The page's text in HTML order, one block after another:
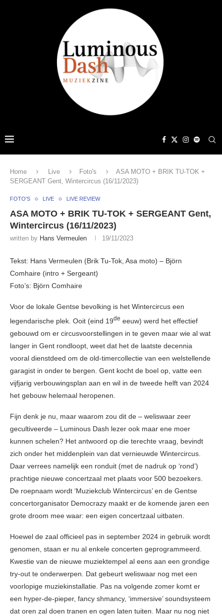
Home Live Foto's
ASA MOTO + BRIK TU-TOK +
SERGEANT Gent, Wintercircus (16/11/2023)
FOTO'S LIVE LIVE REVIEW
ASA MOTO + BRIK TU-TOK + SERGEANT Gent,
Wintercircus (16/11/2023)
written by Hans Vermeulen 19/11/2023
Tekst: Hans Vermeulen (Brik Tu-Tok, Asa moto) – Björn
Comhaire (intro + Sergeant)
Foto’s: Björn Comhaire
Voor de lokale Gentse bevolking is het Wintercircus een
legendarische plek. Ooit (eind 19de eeuw) werd het effectief
gebouwd om er circusvoorstellingen in te geven maar wie al wat
langer in Gent rondloopt, weet dat het de laatste decennia
vooral dienstdeed om de old-timercollectie van een welstellende
garagist in onder te bergen. Gent kocht de boel op, vatte een
vijfjarig verbouwingsplan aan en wil in de tweede helft van 2024
het gebouw helemaal heropenen.
Fijn denk je nu, maar waarom zou dit de – weliswaar zeer
gecultiveerde – Luminous Dash lezer ook maar ene moer
kunnen schelen? Het antwoord op die terechte vraag, bevindt
zich onder het middenplein van dat vernieuwde Wintercircus.
Daar verrees namelijk een ronduit (met de nadruk op ‘rond’)
prachtige nieuwe concertzaal met plaats voor 500 bezoekers.
De roepnaam wordt ‘Muziekclub Wintercircus’ en de Gentse
concertorganisator Democrazy maakt er de komende jaren een
grote droom mee waar: een eigen concertzaal uitbaten.
Hoewel de zaal officieel pas in september 2024 in gebruik wordt
genomen, staan er nu al enkele concerten geprogrammeerd.
Kwestie van de nieuwe muziektempel al eens aan een grondige
try-out te onderwerpen. Dat gebeurt weliswaar nog met een
voorlopige muziekinstallatie. Pas na volgende zomer komt er
een hyper-de-pieper, fancy shmancy, ‘immersive’ soundsysteem
dat oren zal doen tranen en ogen laten tuiten. Maar nu nog niet